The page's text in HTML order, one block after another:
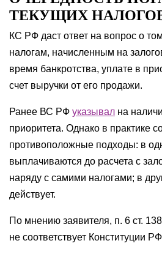
ТЕКУЩИХ
КС РФ даст ответ на вопрос о
налогам, начисленным на
время банкротства, уплате в
счет выручки от его продажи.
Ранее ВС РФ указывал на
приоритета. Однако в практике
противоположные подходы: в
выплачиваются до расчета с
наряду с самими налогами; в
действует.
По мнению заявителя, п. 6 ст.
не соответствует Конституции